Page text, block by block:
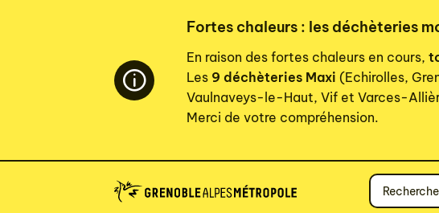
Fortes chaleurs : les déchèteries
En raison des fortes chaleurs en cours,
Les 9 déchèteries Maxi (Echirolles,
Vaulnaveys-le-Haut, Vif et Varces-
Merci de votre compréhension.
Votre
recherche